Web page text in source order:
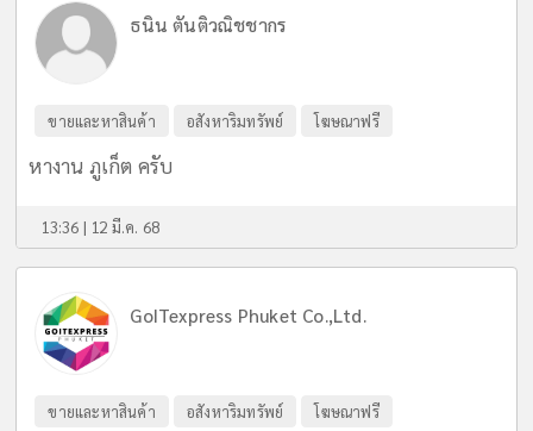
ธนิน ตันติวณิชชากร
ขายและหาสินค้า อสังหาริมทรัพย์ โฆษณาฟรี
หางาน ภูเก็ต ครับ
13:36 | 12 มี.ค. 68
GoITexpress Phuket Co.,Ltd.
ขายและหาสินค้า อสังหาริมทรัพย์ โฆษณาฟรี